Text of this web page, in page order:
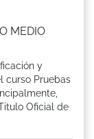
MEDIO
y
curso Pruebas
Oficial de